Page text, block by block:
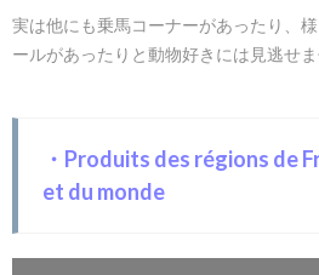
実は他にも乗馬コーナーがあったり、
ールがあったりと動物好きには見逃せま
・Produits des régions de
et du monde